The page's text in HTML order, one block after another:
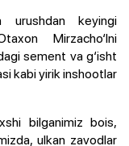
urushdan keyingi
Mirzacho‘lni
sement va g‘isht
kabi yirik inshootlar
bilganimiz bois,
ulkan zavodlar